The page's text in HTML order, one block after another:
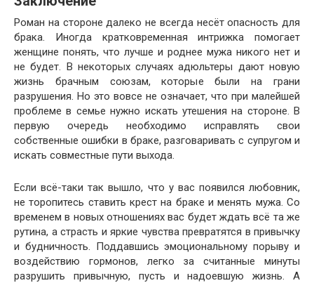
Роман на стороне далеко не всегда несёт опасность для
брака. Иногда кратковременная интрижка помогает
женщине понять, что лучше и роднее мужа никого нет и
не будет. В некоторых случаях адюльтеры дают новую
жизнь брачным союзам, которые были на грани
разрушения. Но это вовсе не означает, что при малейшей
проблеме в семье нужно искать утешения на стороне. В
первую очередь необходимо исправлять свои
собственные ошибки в браке, разговаривать с супругом и
искать совместные пути выхода.
Если всё-таки так вышло, что у вас появился любовник,
не торопитесь ставить крест на браке и менять мужа. Со
временем в новых отношениях вас будет ждать всё та же
рутина, а страсть и яркие чувства превратятся в привычку
и будничность. Поддавшись эмоциональному порыву и
воздействию гормонов, легко за считанные минуты
разрушить привычную, пусть и надоевшую жизнь. А